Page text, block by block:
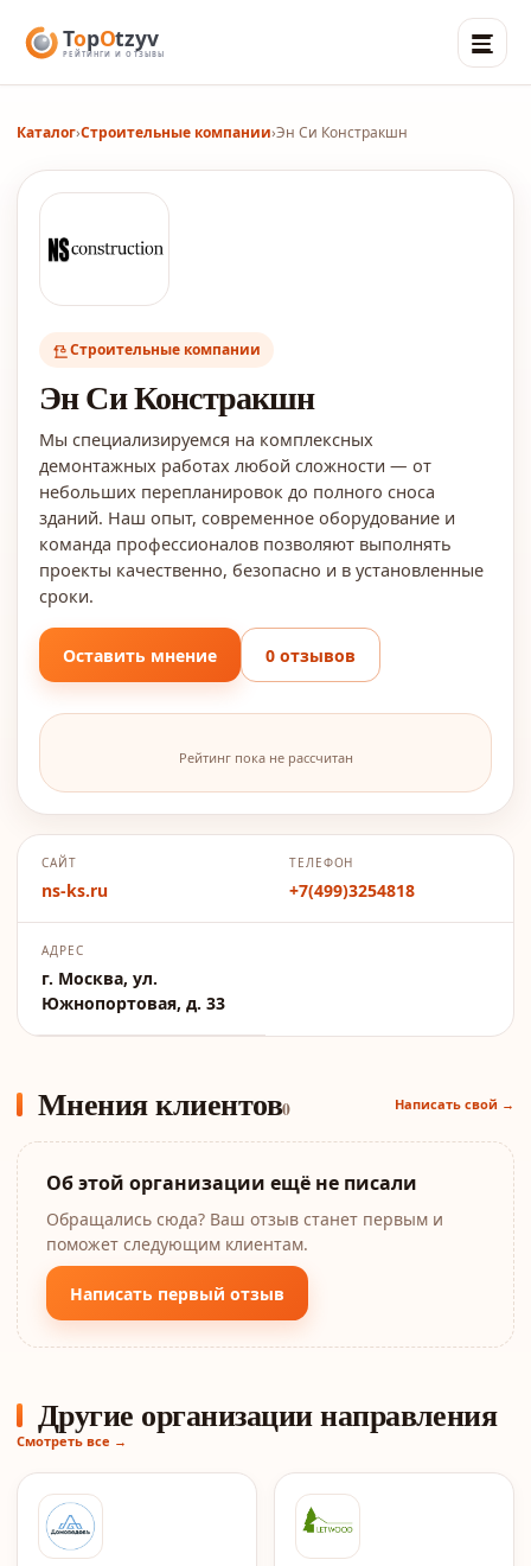
Каталог›Строительные компании›Эн Си Констракшн
Строительные компании
Эн Си Констракшн
Мы специализируемся на комплексных
демонтажных работах любой сложности — от
небольших перепланировок до полного сноса
зданий. Наш опыт, современное оборудование и
команда профессионалов позволяют выполнять
проекты качественно, безопасно и в установленные
сроки.
Оставить мнение 0 отзывов
Рейтинг пока не рассчитан
САЙТ
ns-ks.ru
ТЕЛЕФОН
+7(499)3254818
АДРЕС
г. Москва, ул.
Южнопортовая, д. 33
Мнения клиентов0 Написать свой →
Об этой организации ещё не писали
Обращались сюда? Ваш отзыв станет первым и
поможет следующим клиентам.
Написать первый отзыв
Другие организации направления
Смотреть все →